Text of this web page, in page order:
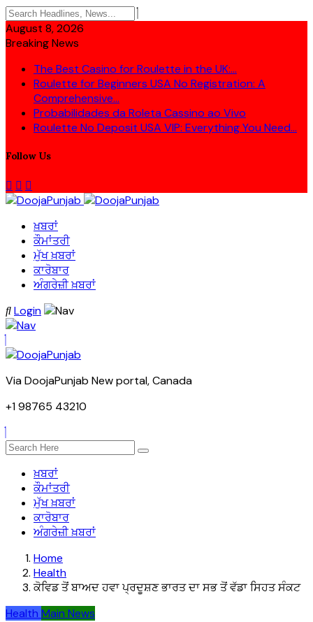
August 8, 2026
Breaking News
The Best Casino for Roulette in the UK:...
Roulette for Beginners USA No Registration: A
Comprehensive...
Probabilidades da Roleta Cassino ao Vivo
Roulette No Deposit USA VIP: Everything You Need...
Follow Us
ਖ਼ਬਰਾਂ
ਕੌਮਾਂਤਰੀ
ਮੁੱਖ ਖ਼ਬਰਾਂ
ਕਾਰੋਬਾਰ
ਅੰਗਰੇਜ਼ੀ ਖ਼ਬਰਾਂ
Login
Via DoojaPunjab New portal, Canada
+1 98765 43210
ਖ਼ਬਰਾਂ
ਕੌਮਾਂਤਰੀ
ਮੁੱਖ ਖ਼ਬਰਾਂ
ਕਾਰੋਬਾਰ
ਅੰਗਰੇਜ਼ੀ ਖ਼ਬਰਾਂ
Home
Health
ਕੋਵਿਡ ਤੋਂ ਬਾਅਦ ਹਵਾ ਪ੍ਰਦੂਸ਼ਣ ਭਾਰਤ ਦਾ ਸਭ ਤੋਂ ਵੱਡਾ ਸਿਹਤ ਸੰਕਟ
Health Main News